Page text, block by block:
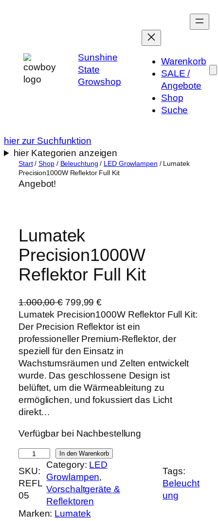
Sunshine
State
Growshop
Warenkorb
SALE /
Angebote
Shop
Suche
hier zur Suchfunktion
hier Kategorien anzeigen
Start/Shop/ Beleuchtung / LED Growlampen / Lumatek
Precision1000W Reflektor Full Kit
Angebot!
Lumatek
Precision1000W
Reflektor Full Kit
1.000,00€ U
r
s
p
r
ü
n
g
l
h
e
r
P
r
e
i
799,99€A
k
t
u
e
l
l
e
r
e
i
s
s
Lumatek Precision1000W Reflektor Full Kit:
Der Precision Reflektor ist ein
professioneller Premium-Reflektor, der
speziell für den Einsatz in
Wachstumsräumen und Zelten entwickelt
wurde. Das geschlossene Design ist
belüftet, um die Wärmeableitung zu
ermöglichen, und fokussiert das Licht
direkt…
Verfügbar bei Nachbestellung
u
m
a
e
In den Warenkorb
SKU:
REFL
05
Category: LED
Growlampen
Vorschaltgeräte &
Reflektoren
Tags:
Beleucht
ung
Marken: Lumatek